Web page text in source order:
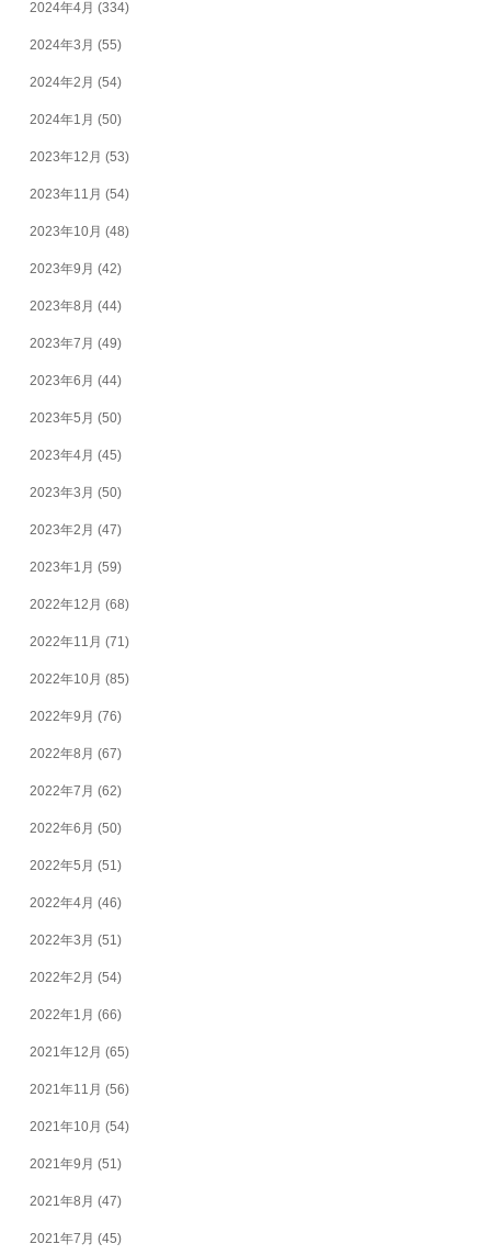
2024年4月 (334)
2024年3月 (55)
2024年2月 (54)
2024年1月 (50)
2023年12月 (53)
2023年11月 (54)
2023年10月 (48)
2023年9月 (42)
2023年8月 (44)
2023年7月 (49)
2023年6月 (44)
2023年5月 (50)
2023年4月 (45)
2023年3月 (50)
2023年2月 (47)
2023年1月 (59)
2022年12月 (68)
2022年11月 (71)
2022年10月 (85)
2022年9月 (76)
2022年8月 (67)
2022年7月 (62)
2022年6月 (50)
2022年5月 (51)
2022年4月 (46)
2022年3月 (51)
2022年2月 (54)
2022年1月 (66)
2021年12月 (65)
2021年11月 (56)
2021年10月 (54)
2021年9月 (51)
2021年8月 (47)
2021年7月 (45)